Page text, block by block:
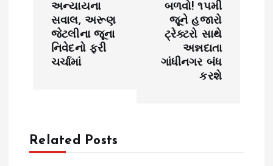
a
અન્યાયના
સવાલ, અરૂણ
જેટલીના જૂના
નિવેદનો ફરી
ચર્ચામાં
બળવો! ૧૫મી
જૂને હજારો
ટ્રેક્ટરો સાથે
અન્નદાતા
ગાંધીનગર બંધ
કરશે
Related Posts